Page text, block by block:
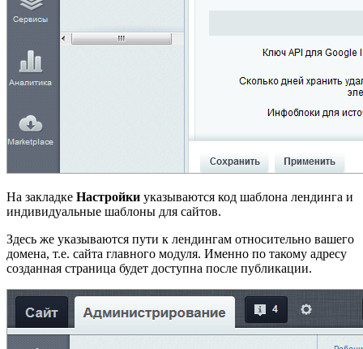
На закладке Настройки указываются код шаблона лендинга и
индивидуальные шаблоны для сайтов.
Здесь же указываются пути к лендингам относительно вашего
домена, т.е. сайта главного модуля. Именно по такому адресу
созданная страница будет доступна после публикации.